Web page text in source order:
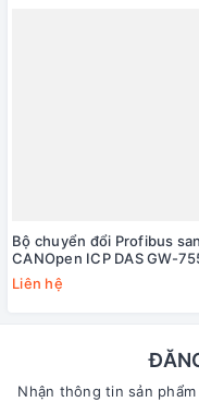
Bộ chuyển đổi Profibus
CANOpen ICP DAS GW-
CPM-M CR
Liên hệ
Nhận thông tin sản